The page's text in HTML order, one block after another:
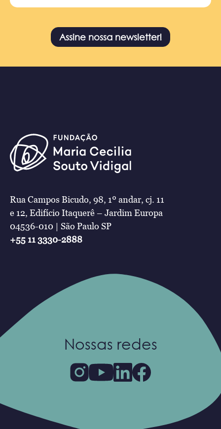
Assine nossa newsletter!
Rua Campos Bicudo, 98, 1º andar, cj. 11
e 12, Edifício Itaquerê – Jardim Europa
04536-010 | São Paulo SP
+55 11 3330-2888
Nossas redes